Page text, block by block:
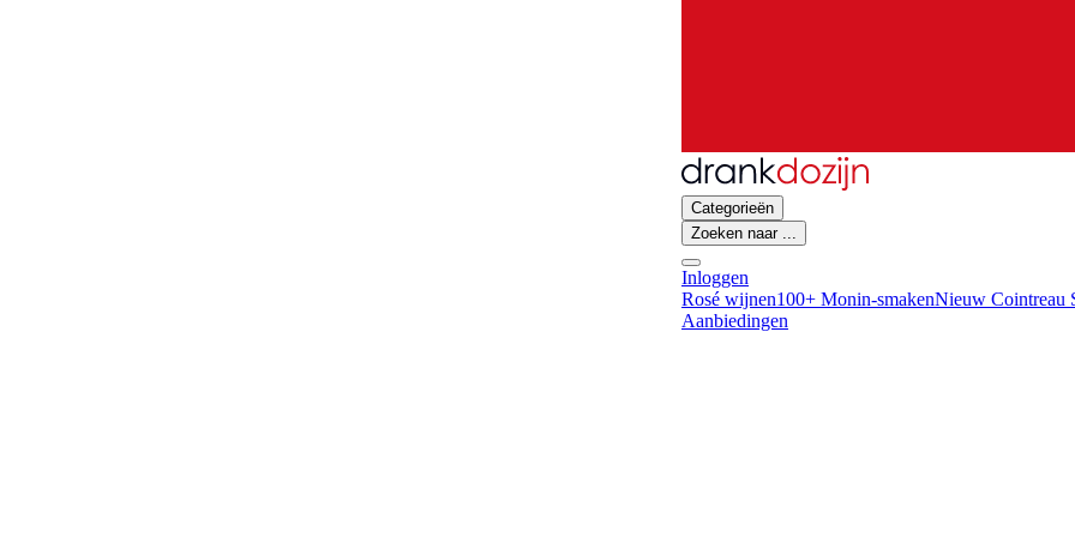
Categorieën
Zoeken naar ...
Inloggen
Rosé wijnen100+ Monin-smakenNieuw Cointreau
Aanbiedingen